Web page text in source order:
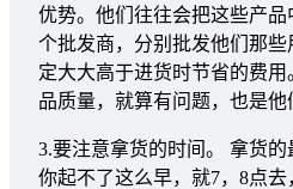
优势。他们往往会把这些产
个批发商，分别批发他们那
定大大高于进货时节省的费
品质量，就算有问题，也是
3.要注意拿货的时间。 拿货
你起不了这么早，就7，8点